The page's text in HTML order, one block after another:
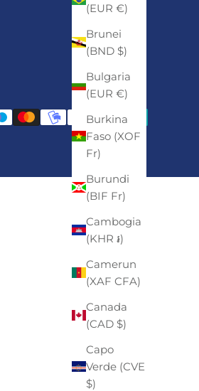
(EUR €)
Brunei
(BND $)
Bulgaria
(EUR €)
Burkina
Faso (XOF
Fr)
Burundi
(BIF Fr)
Cambogia
(KHR ៛)
Camerun
(XAF CFA)
Canada
(CAD $)
Capo
Verde (CVE
$)